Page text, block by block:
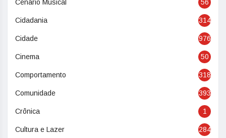
Cenário Musical 56
Cidadania 314
Cidade 976
Cinema 50
Comportamento 318
Comunidade 393
Crônica 1
Cultura e Lazer 284